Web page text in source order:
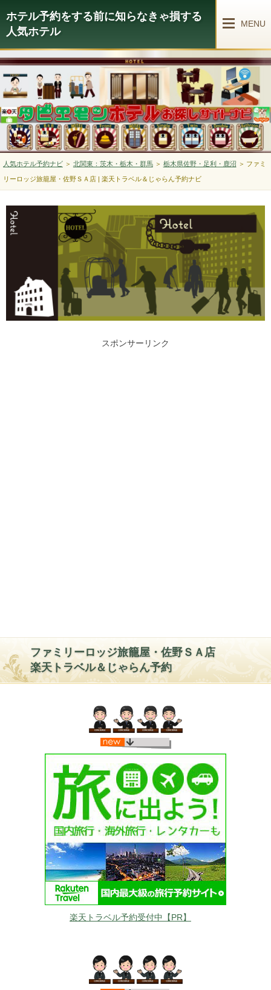
ホテル予約をする前に知らなきゃ損する
人気ホテル
MENU
人気ホテル予約ナビ＞ 北関東：茨木・栃木・群馬＞ 栃木県佐野・足利・鹿沼 ＞ ファミ
リーロッジ旅籠屋・佐野ＳＡ店 | 楽天トラベル＆じゃらん予約ナビ
スポンサーリンク
ファミリーロッジ旅籠屋・佐野ＳＡ店
楽天トラベル＆じゃらん予約
楽天トラベル予約受付中【PR】